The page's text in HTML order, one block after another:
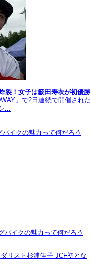
裂！女子は籔田寿衣が初優勝
」で2日連続で開催された
…
イクの魅力って何だろう
バイクの魅力って何だろう
リスト杉浦佳子 JCF初とな